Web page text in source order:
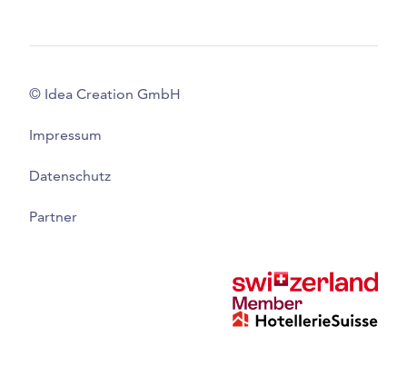
© Idea Creation GmbH
Impressum
Datenschutz
Partner